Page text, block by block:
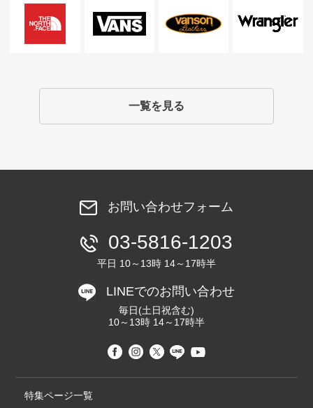
一覧を見る
お問い合わせフォーム
03-5816-1203
平日 10～13時 14～17時半
LINEでのお問い合わせ
毎日(土日祝含む)
10～13時 14～17時半
特集ページ一覧